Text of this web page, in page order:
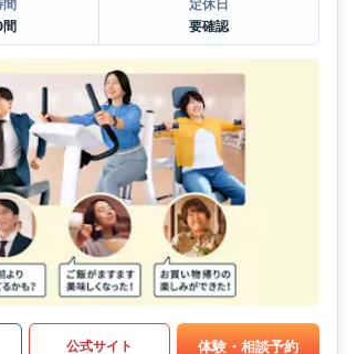
間
定休日
要確認
公式サイト 体験・相談予約